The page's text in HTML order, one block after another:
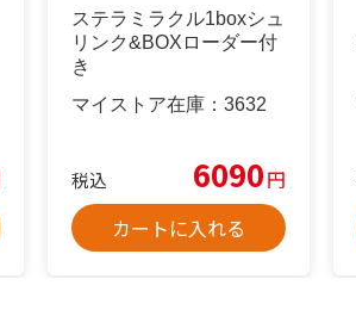
ステラミラクル1boxシュ
リンク&BOXローダー付
き
マイストア在庫： 3632
税込 6090円
カートに入れる